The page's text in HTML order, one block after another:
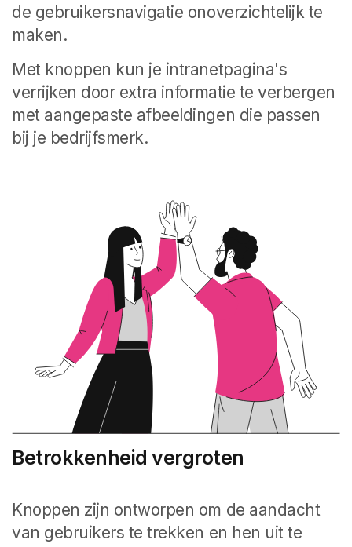
de gebruikersnavigatie onoverzichtelijk te
maken.
Met knoppen kun je intranetpagina's
verrijken door extra informatie te verbergen
met aangepaste afbeeldingen die passen
bij je bedrijfsmerk.
Betrokkenheid vergroten
Knoppen zijn ontworpen om de aandacht
van gebruikers te trekken en hen uit te